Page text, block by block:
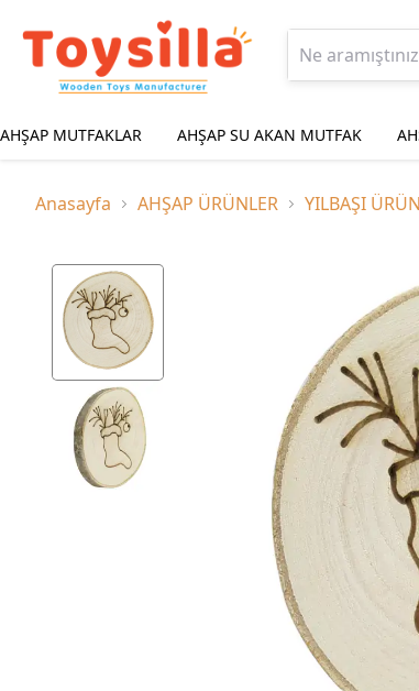
AHŞAP MUTFAKLAR AHŞAP SU AKAN MUTFAK
Anasayfa AHŞAP ÜRÜNLER YILBAŞI